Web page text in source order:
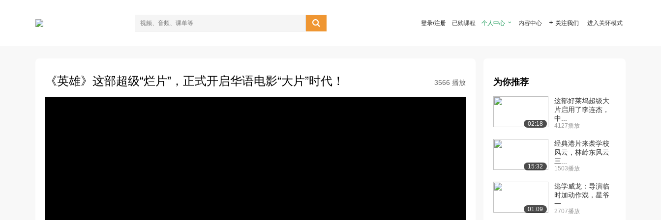
 登录/注册 已购课程 个人中心  内容中心  关注我们 进入关怀模式
《英雄》这部超级“烂片”，正式开启华语电影“大片”时代！ 3566 播放 为你推荐
02:18
这部好莱坞超级大
片启用了李连杰，
中...
4127播放
15:32
经典港片来袭学校
风云，林岭东风云
三...
1503播放
01:09
逃学威龙：导演临
时加动作戏，星爷
一...
2707播放